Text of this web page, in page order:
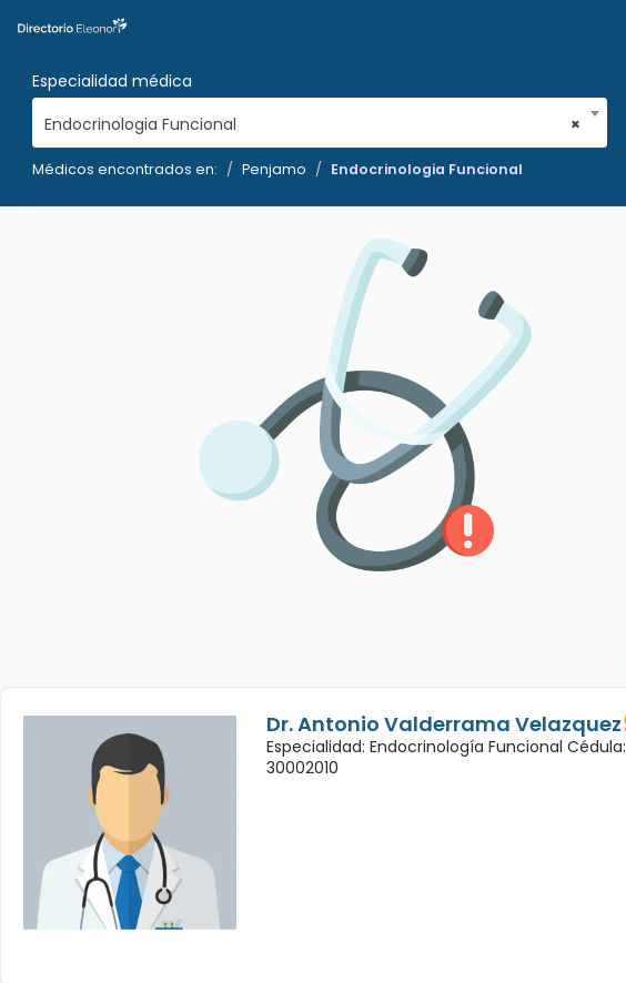
Especialidad médica
×
Endocrinologia Funcional
Médicos encontrados en: Penjamo Endocrinologia Funcional
Dr. Antonio Valderrama Velazquez
Especialidad: Endocrinología Funcional Cédula:
30002010